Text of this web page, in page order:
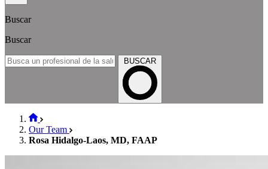
Buscar
Buscar
BUSCAR
Our Team
Rosa Hidalgo-Laos, MD, FAAP